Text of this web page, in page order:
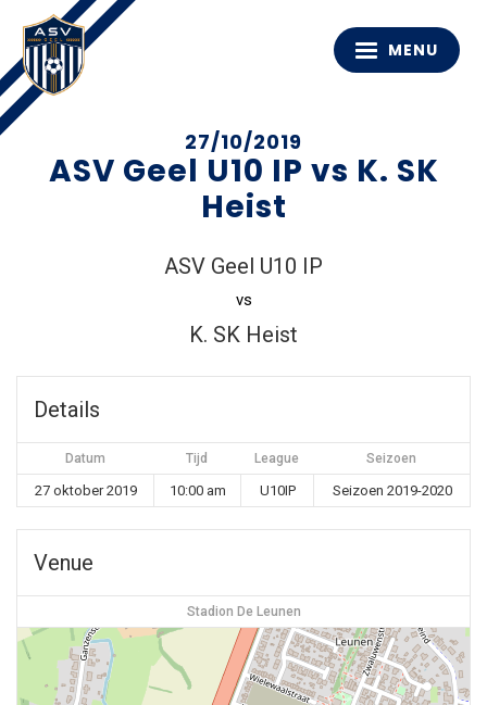
MENU
27/10/2019
ASV Geel U10 IP vs K. SK
Heist
ASV Geel U10 IP
vs
K. SK Heist
Details
Datum Tijd League Seizoen
27 oktober 2019 10:00 am U10IP Seizoen 2019-2020
Venue
Stadion De Leunen